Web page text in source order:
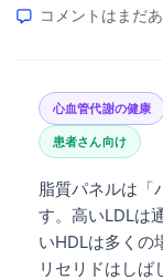
コメントはまだ
心血管代謝の健康
患者さん向け
脂質パネルは「
す。高いLDLは
いHDLは多くの
リセリドはしば